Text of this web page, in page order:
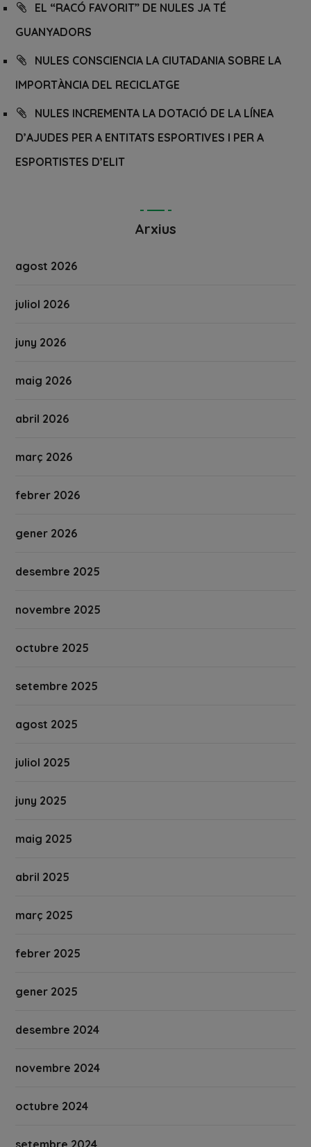
EL “RACÓ FAVORIT” DE NULES JA TÉ
GUANYADORS
NULES CONSCIENCIA LA CIUTADANIA SOBRE LA
IMPORTÀNCIA DEL RECICLATGE
NULES INCREMENTA LA DOTACIÓ DE LA LÍNEA
D’AJUDES PER A ENTITATS ESPORTIVES I PER A
ESPORTISTES D’ELIT
Arxius
agost 2026
juliol 2026
juny 2026
maig 2026
abril 2026
març 2026
febrer 2026
gener 2026
desembre 2025
novembre 2025
octubre 2025
setembre 2025
agost 2025
juliol 2025
juny 2025
maig 2025
abril 2025
març 2025
febrer 2025
gener 2025
desembre 2024
novembre 2024
octubre 2024